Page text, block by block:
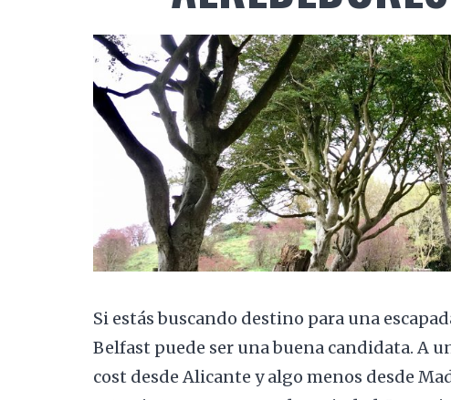
Si estás buscando destino para una
Belfast puede ser una buena candidata. A
cost desde Alicante y algo menos desde